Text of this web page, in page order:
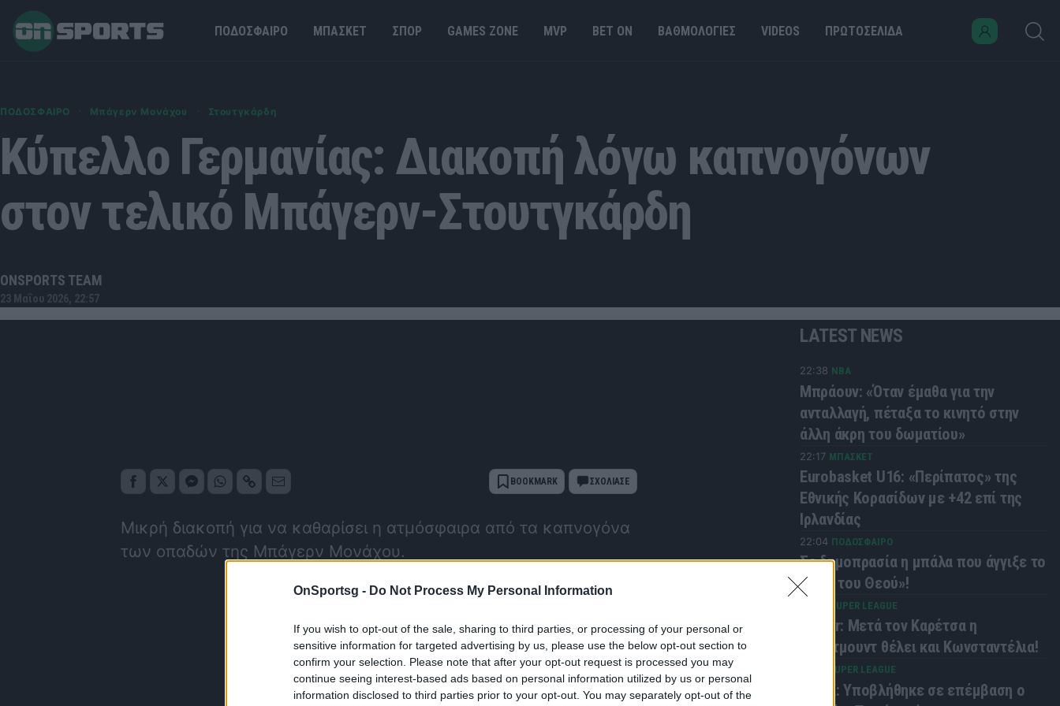
OnSportsg - Do Not Process My Personal Information
If you wish to opt-out of the sale, sharing to third parties, or processing of your personal or
sensitive information for targeted advertising by us, please use the below opt-out section to
confirm your selection. Please note that after your opt-out request is processed you may
continue seeing interest-based ads based on personal information utilized by us or personal
information disclosed to third parties prior to your opt-out. You may separately opt-out of the
ΠΟΔΟΣΦΑΙΡΟ ΜΠΑΣΚΕΤ ΣΠΟΡ GAMES ΖΟΝΕ MVP BET ΟΝ ΒΑΘΜΟΛΟΓΙΕΣ VIDEOS ΠΡΩΤΟΣΕΛΙΔΑ
ΠΟΔΟΣΦΑΙΡΟ Μπάγερν Μονάχου Στουτγκάρδη
Κύπελλο Γερμανίας: Διακοπή λόγω καπνογόνων
στον τελικό Μπάγερν-Στουτγκάρδη
ONSPORTS TEAM
23 Μαΐου 2026, 22:57
BOOKMARK ΣΧΟΛΙΑΣΕ
Μικρή διακοπή για να καθαρίσει η ατμόσφαιρα από τα καπνογόνα
των οπαδών της Μπάγερν Μονάχου.
LATEST NEWS
22:38 NBA
Μπράουν: «Όταν έμαθα για την
ανταλλαγή, πέταξα το κινητό στην
άλλη άκρη του δωματίου»
22:17 ΜΠΑΣΚΕΤ
Eurobasket U16: «Περίπατος» της
Εθνικής Κορασίδων με +42 επί της
Ιρλανδίας
22:04 ΠΟΔΟΣΦΑΙΡΟ
Σε δημοπρασία η μπάλα που άγγιξε το
«χέρι του Θεού»!
SUPER LEAGUE
Kicker: Μετά τον Καρέτσα η
Ντόρτμουντ θέλει και Κωνσταντέλια!
SUPER LEAGUE
ΠΑΟΚ: Υποβλήθηκε σε επέμβαση ο